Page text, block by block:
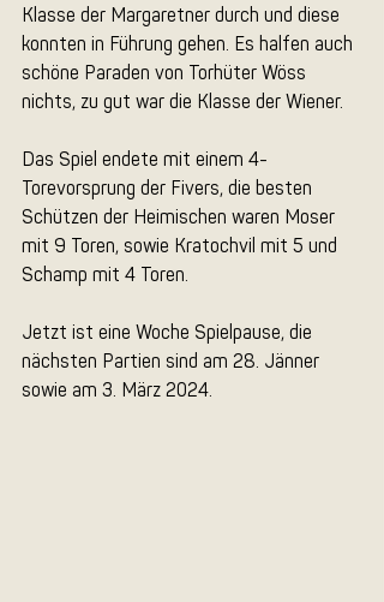
Klasse der Margaretner durch und diese
konnten in Führung gehen. Es halfen auch
schöne Paraden von Torhüter Wöss
nichts, zu gut war die Klasse der Wiener.
Das Spiel endete mit einem 4-
Torevorsprung der Fivers, die besten
Schützen der Heimischen waren Moser
mit 9 Toren, sowie Kratochvil mit 5 und
Schamp mit 4 Toren.
Jetzt ist eine Woche Spielpause, die
nächsten Partien sind am 28. Jänner
sowie am 3. März 2024.